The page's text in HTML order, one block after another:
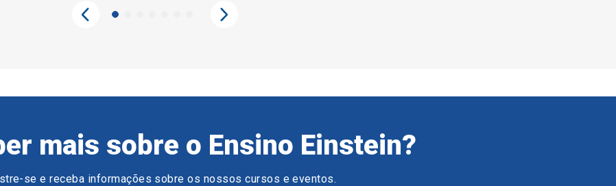
mais sobre o Ensino Einstein?
se e receba informações sobre os nossos cursos e eventos.